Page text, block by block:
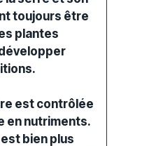
toujours être
plantes
est contrôlée
en nutriments.
bien plus